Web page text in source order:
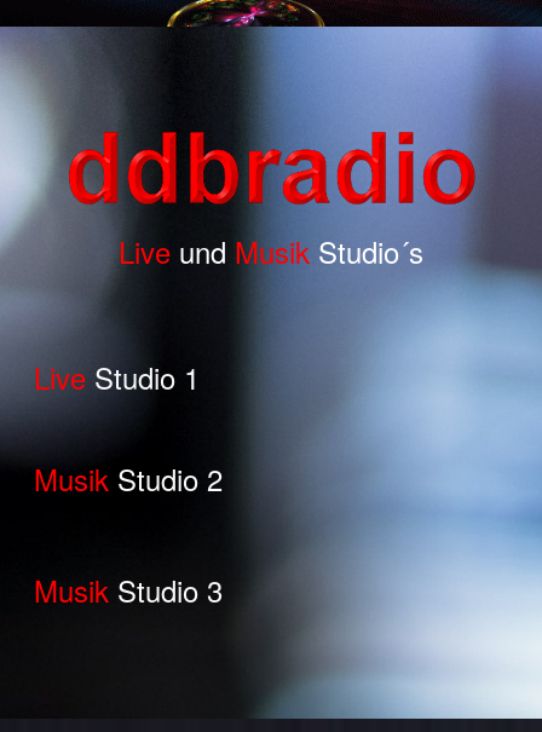
Live und Musik Studio´s
Live Studio 1
Musik Studio 2
Musik Studio 3